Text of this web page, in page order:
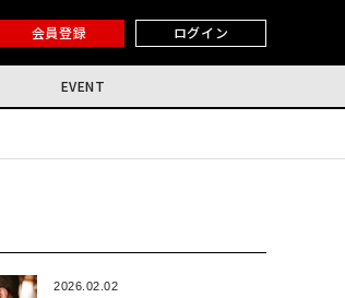
会員登録 ログイン
EVENT
2026.02.02